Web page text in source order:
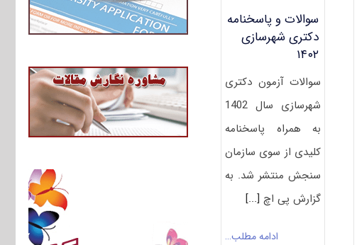
سوالات و پاسخنامه
دکتری شهرسازی
۱۴۰۲
سوالات آزمون دکتری
شهرسازی سال 1402
به همراه پاسخنامه
کلیدی از سوی سازمان
سنجش منتشر شد. به
گزارش پی اچ[...]
ادامه مطلب…